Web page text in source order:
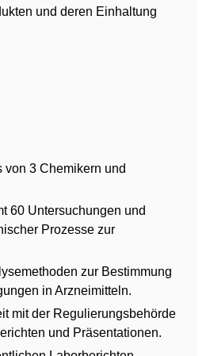
und deren Einhaltung
von 3 Chemikern und
60 Untersuchungen und
Prozesse zur
zur Bestimmung
in Arzneimitteln.
mit der Regulierungsbehörde
und Präsentationen.